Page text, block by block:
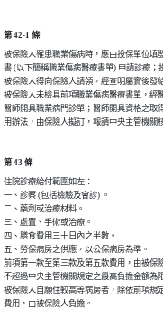
第 42-1 條
被保險人罹患職業傷病時，應由投保單位填
書 (以下簡稱職業傷病醫療書單) 申請診療；
被保險人得向保險人請領，經查明屬實後發
被保險人未檢具前項職業傷病醫療書單，經
醫師開具職業病門診單；醫師開具資格之取
用辦法，由保險人擬訂，報請中央主管機關
第 43 條
住院診療給付範圍如左：
一、診察 (包括檢驗及會診) 。
二、藥劑或治療材料。
三、處置、手術或治療。
四、膳食費用三十日內之半數。
五、勞保病房之供應，以公保病房為準。
前項第一款至第三款及第五款費用，由被保
不超過中央主管機關規定之最高負擔金額為
被保險人自願住較高等病房者，除依前項規
費用，由被保險人負擔。